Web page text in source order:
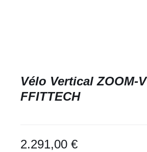
Vélo Vertical ZOOM-V
FFITTECH
2.291,00 €